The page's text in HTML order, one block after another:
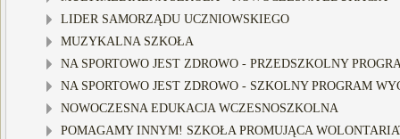
LIDER SAMORZĄDU UCZNIOWSKIEGO
MUZYKALNA SZKOŁA
NA SPORTOWO JEST ZDROWO - PRZEDSZKOLNY
NA SPORTOWO JEST ZDROWO - SZKOLNY PROGRAM
NOWOCZESNA EDUKACJA WCZESNOSZKOLNA
POMAGAMY INNYM! SZKOŁA PROMUJĄCA